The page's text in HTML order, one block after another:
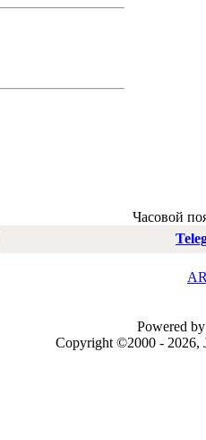
Часовой
Powered
Copyright ©2000 - 2026,